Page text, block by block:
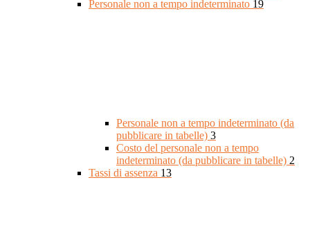
Personale non a tempo indeterminato 19
Personale non a tempo indeterminato (da
pubblicare in tabelle) 3
Costo del personale non a tempo
indeterminato (da pubblicare in tabelle) 2
Tassi di assenza 13